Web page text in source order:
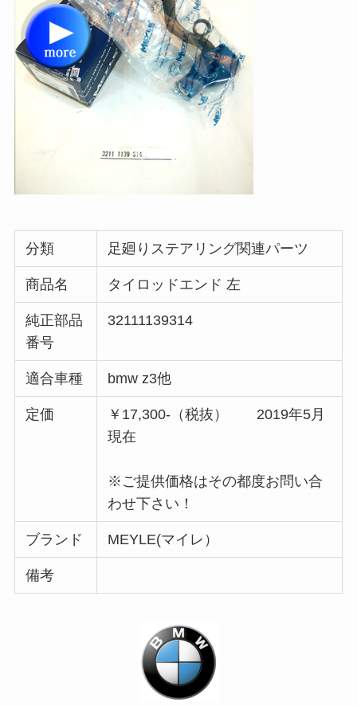
分類 足廻りステアリング関連パーツ
商品名 タイロッドエンド 左
純正部品
番号
32111139314
適合車種 bmw z3他
定価
￥17,300-（税抜） 2019年5月
現在
※ご提供価格はその都度お問い合
わせ下さい！
ブランド MEYLE(マイレ）
備考